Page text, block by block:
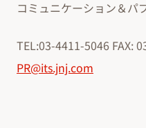
コミュニケーション＆パ
TEL:03-4411-5046 FAX:
PR@its.jnj.com